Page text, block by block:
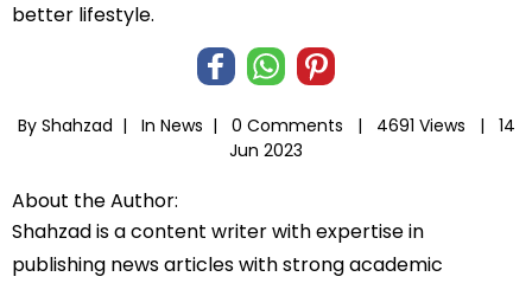
better lifestyle.
By Shahzad | In News | 0 Comments | 4691 Views |
14
Jun 2023
About the Author:
Shahzad is a content writer with expertise in
publishing news articles with strong academic